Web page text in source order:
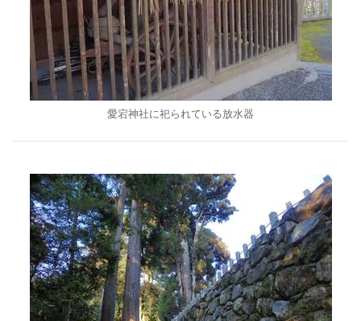
愛宕神社に祀られている放水器